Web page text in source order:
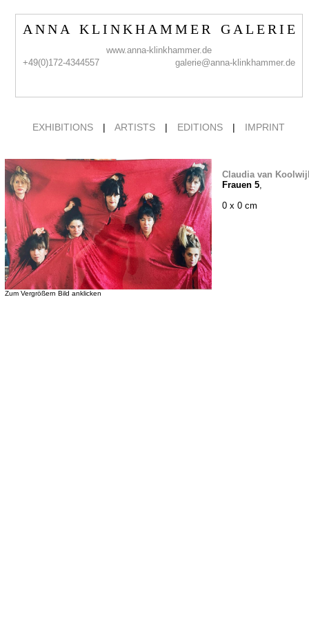
A N N A K L I N K H A M M E R G A L E R I E
www.anna-klinkhammer.de
+49(0)172-4344557
galerie@anna-klinkhammer.de
EXHIBITIONS | ARTISTS | EDITIONS | IMPRINT
Zum Vergrößern Bild anklicken
Claudia van
Frauen 5,
0 x 0 cm